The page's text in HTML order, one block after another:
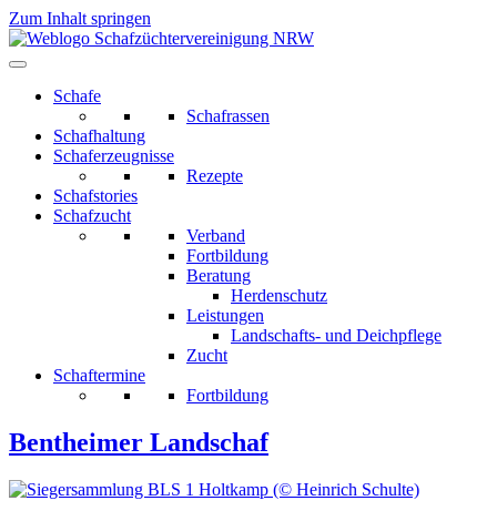
Zum Inhalt springen
Schafe
Schafrassen
Schafhaltung
Schaferzeugnisse
Rezepte
Schafstories
Schafzucht
Verband
Fortbildung
Beratung
Herdenschutz
Leistungen
Landschafts- und Deichpflege
Zucht
Schaftermine
Fortbildung
Bentheimer Landschaf